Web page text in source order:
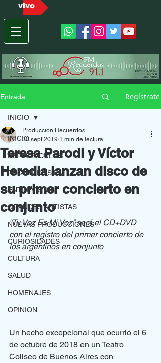
vivo
Entrada Regístrate
INICIO
ESPECTACULOS
RECUERDOS FM
ENTREVISTAS
GRANDES ARTISTAS
NUEVAS PRODUCCIONES
CURIOSIDADES
CULTURA
SALUD
HOMENAJES
OPINION
INICIO
Teresa Parodi y Víctor
Heredia lanzan disco de
su primer concierto en
conjunto
Producción Recuerdos
30 sept 2019 1 min de lectura
“Tu Voz Es Mi Voz” será el CD+DVD
con el registro del primer concierto de
los argentinos en conjunto
Un hecho excepcional que ocurrió el 6
de octubre de 2018 en un Teatro
Coliseo de Buenos Aires con